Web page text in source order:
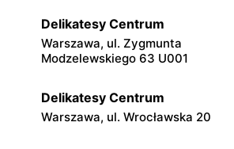
Delikatesy Centrum
Warszawa, ul. Zygmunta
Modzelewskiego 63 U001
Delikatesy Centrum
Warszawa, ul. Wrocławska 20